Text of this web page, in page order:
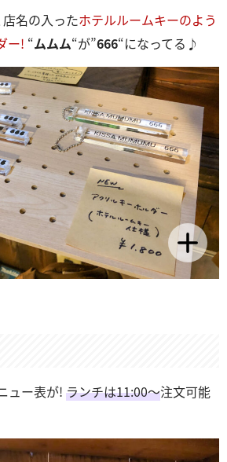
名の入ったホテルルームキーのよう
ー! “ムムム“が”666“になってる♪
ュー表が! ランチは11:00～注文可能